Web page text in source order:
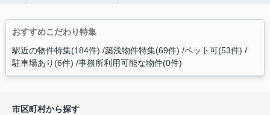
おすすめこだわり特集
駅近の物件特集(184件) 築浅物件特集(69件) ペット可(53件)
駐車場あり(6件) 事務所利用可能な物件(0件)
市区町村から探す